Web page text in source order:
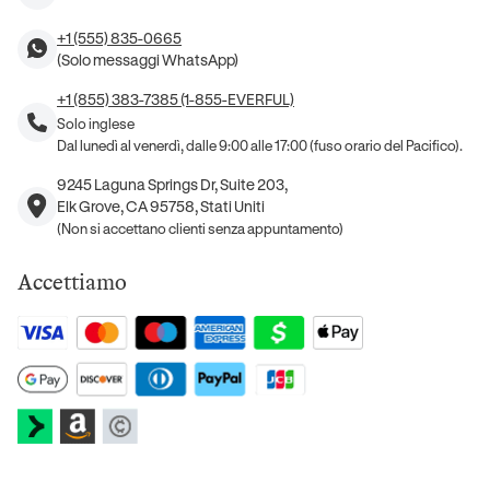
+1 (555) 835-0665
(Solo messaggi WhatsApp)
+1 (855) 383-7385 (1-855-EVERFUL)
Solo inglese
Dal lunedì al venerdì, dalle 9:00 alle 17:00 (fuso orario del Pacifico).
9245 Laguna Springs Dr, Suite 203,
Elk Grove, CA 95758, Stati Uniti
(Non si accettano clienti senza appuntamento)
Accettiamo